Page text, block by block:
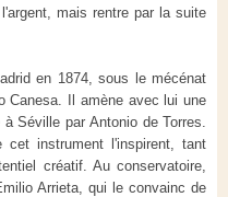
mais rentre par la suite
en 1874, sous le mécénat
Canesa. Il amène avec lui une
Séville par Antonio de Torres.
cet instrument l'inspirent, tant
créatif. Au conservatoire,
Arrieta, qui le convainc de